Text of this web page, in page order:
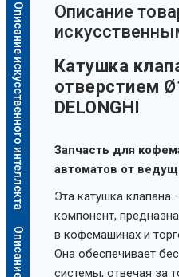
Описание искусственного интеллекта
Oписание
Катушка
отверстием
DELONGHI
Запчасть для
автоматов от
Эта катушка
компонент,
в кофемашинах и
Она обеспечивает
системы, отвечая за